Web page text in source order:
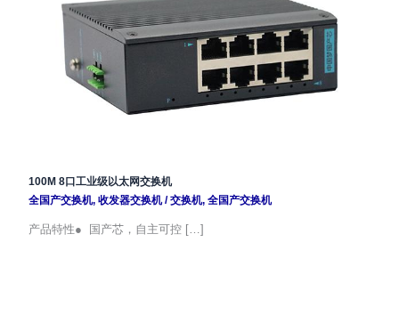
100M 8口工业级以太网交换机
全国产交换机, 收发器交换机/交换机, 全国产交换机
产品特性● 国产芯，自主可控 […]